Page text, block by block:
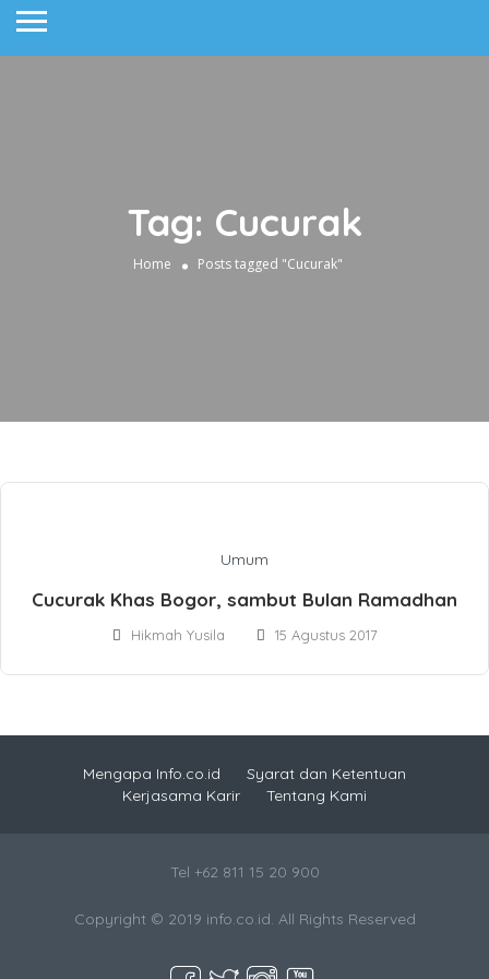
Tag: Cucurak
Home Posts tagged "Cucurak"
Umum
Cucurak Khas Bogor, sambut Bulan Ramadhan
Hikmah Yusila 15 Agustus 2017
Mengapa Info.co.id
Syarat dan Ketentuan
Kerjasama Karir
Tentang Kami
Tel +62 811 15 20 900
Copyright © 2019 info.co.id. All Rights Reserved